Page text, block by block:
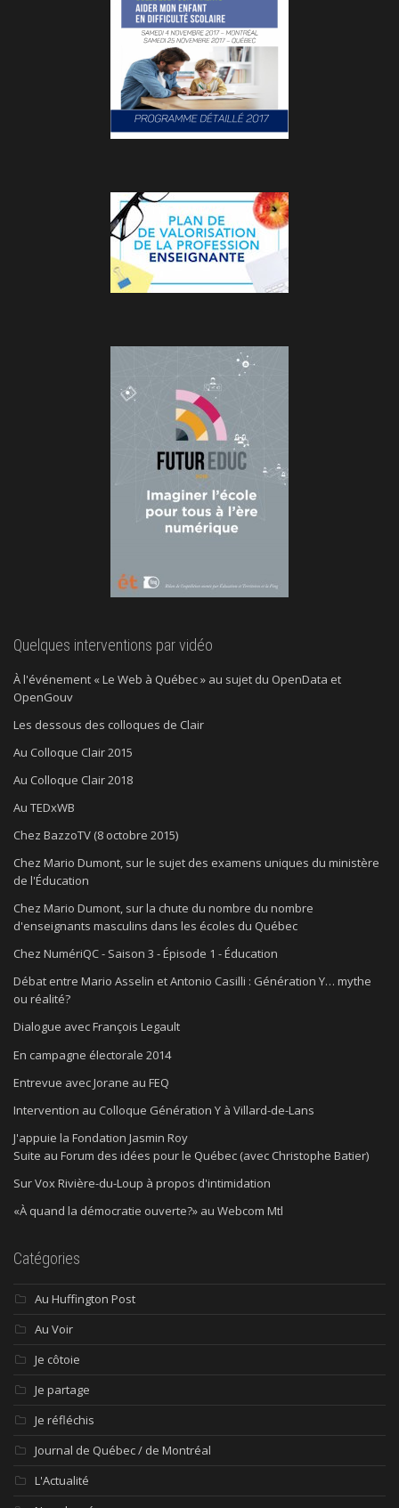
Quelques interventions par vidéo
À l'événement « Le Web à Québec » au sujet du OpenData et
OpenGouv
Les dessous des colloques de Clair
Au Colloque Clair 2015
Au Colloque Clair 2018
Au TEDxWB
Chez BazzoTV (8 octobre 2015)
Chez Mario Dumont, sur le sujet des examens uniques du ministère
de l'Éducation
Chez Mario Dumont, sur la chute du nombre du nombre
d'enseignants masculins dans les écoles du Québec
Chez NumériQC - Saison 3 - Épisode 1 - Éducation
Débat entre Mario Asselin et Antonio Casilli : Génération Y… mythe
ou réalité?
Dialogue avec François Legault
En campagne électorale 2014
Entrevue avec Jorane au FEQ
Intervention au Colloque Génération Y à Villard-de-Lans
J'appuie la Fondation Jasmin Roy
Suite au Forum des idées pour le Québec (avec Christophe Batier)
Sur Vox Rivière-du-Loup à propos d'intimidation
«À quand la démocratie ouverte?» au Webcom Mtl
Catégories
Au Huffington Post
Au Voir
Je côtoie
Je partage
Je réfléchis
Journal de Québec / de Montréal
L'Actualité